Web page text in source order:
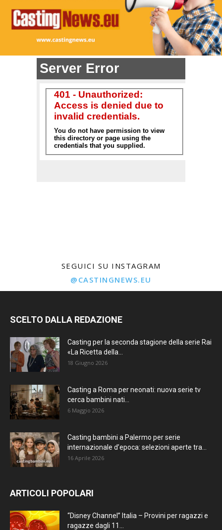
SEGUICI SU INSTAGRAM
@CASTINGNEWS.EU
SCELTO DALLA REDAZIONE
Casting per la seconda stagione della serie Rai
«La Ricetta della...
18 Giugno 2026
Casting a Roma per neonati: nuova serie tv
cerca bambini nati...
6 Maggio 2026
Casting bambini a Palermo per serie
internazionale d’epoca: selezioni aperte tra...
16 Aprile 2026
ARTICOLI POPOLARI
“Disney Channel” Italia – Provini per ragazzi e
ragazze dagli 11...